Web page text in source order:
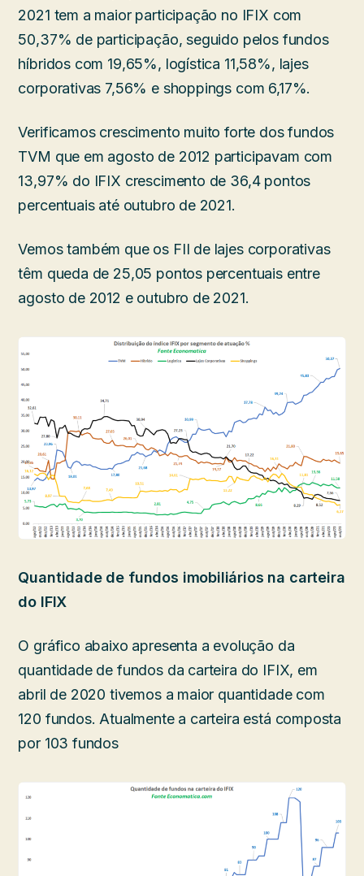
2021 tem a maior participação no IFIX com
50,37% de participação, seguido pelos fundos
híbridos com 19,65%, logística 11,58%, lajes
corporativas 7,56% e shoppings com 6,17%.
Verificamos crescimento muito forte dos fundos
TVM que em agosto de 2012 participavam com
13,97% do IFIX crescimento de 36,4 pontos
percentuais até outubro de 2021.
Vemos também que os FII de lajes corporativas
têm queda de 25,05 pontos percentuais entre
agosto de 2012 e outubro de 2021.
Quantidade de fundos imobiliários na carteira
do IFIX
O gráfico abaixo apresenta a evolução da
quantidade de fundos da carteira do IFIX, em
abril de 2020 tivemos a maior quantidade com
120 fundos. Atualmente a carteira está composta
por 103 fundos